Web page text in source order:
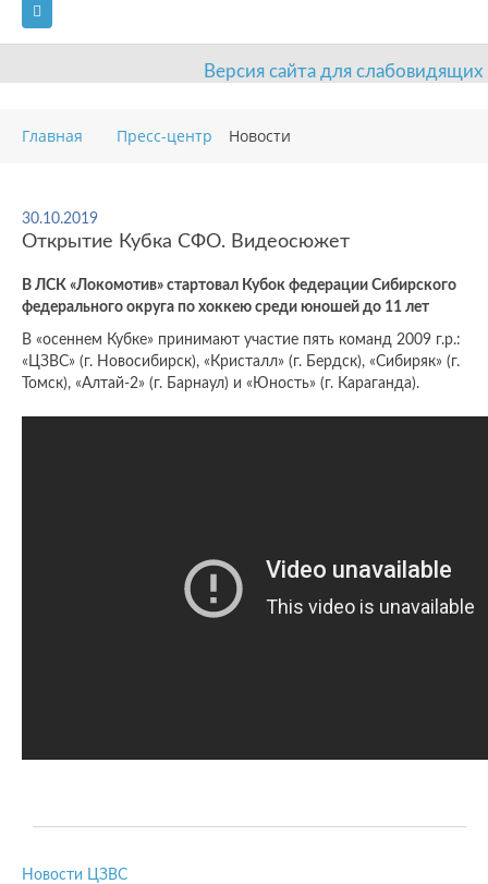
Версия сайта для слабовидящих
ГЛАВНАЯ
ВИДЫ СПОРТА
ОЦЕНКА КАЧЕСТВА ОБРАЗОВАНИЯ ВАКАНСИИ
ПЛАТНЫЕ УСЛУГИ КОНТАКТЫ
Главная Пресс-центр Новости
30.10.2019
Открытие Кубка СФО. Видеосюжет
В ЛСК «Локомотив» стартовал Кубок федерации Сибирского
федерального округа по хоккею среди юношей до 11 лет
В «осеннем Кубке» принимают участие пять команд 2009 г.р.:
«ЦЗВС» (г. Новосибирск), «Кристалл» (г. Бердск), «Сибиряк» (г.
Томск), «Алтай-2» (г. Барнаул) и «Юность» (г. Караганда).
Новости ЦЗВС